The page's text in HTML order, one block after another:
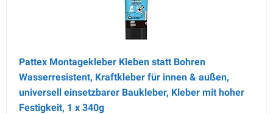
Pattex Montagekleber Kleben statt Bohren
Wasserresistent, Kraftkleber für innen & außen,
universell einsetzbarer Baukleber, Kleber mit hoher
Festigkeit, 1 x 340g